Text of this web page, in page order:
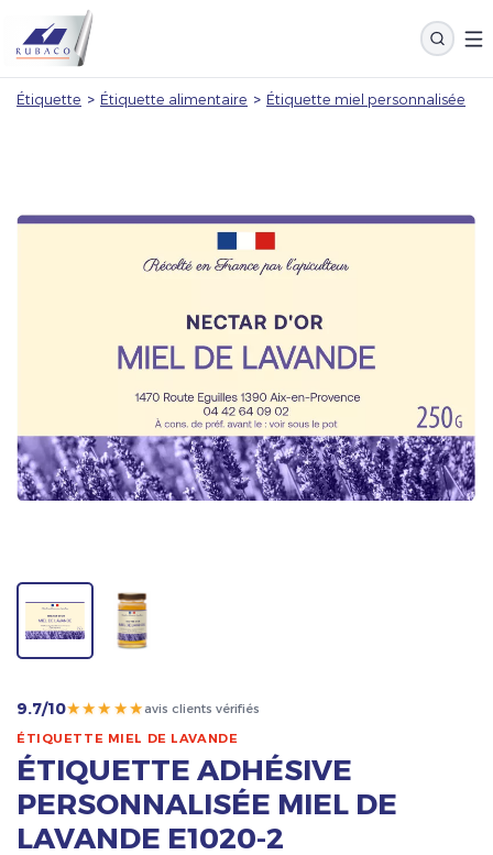
Étiquette > Étiquette alimentaire > Étiquette miel personnalisée
9.7/10★★★★★avis clients vérifiés
ÉTIQUETTE MIEL DE LAVANDE
ÉTIQUETTE ADHÉSIVE
PERSONNALISÉE MIEL DE
LAVANDE E1020-2